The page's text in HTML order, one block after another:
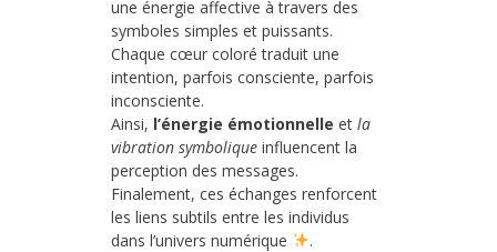
une énergie affective à travers des
symboles simples et puissants.
Chaque cœur coloré traduit une
intention, parfois consciente, parfois
inconsciente.
Ainsi, l’énergie émotionnelle et la
vibration symbolique influencent la
perception des messages.
Finalement, ces échanges renforcent
les liens subtils entre les individus
dans l’univers numérique
.